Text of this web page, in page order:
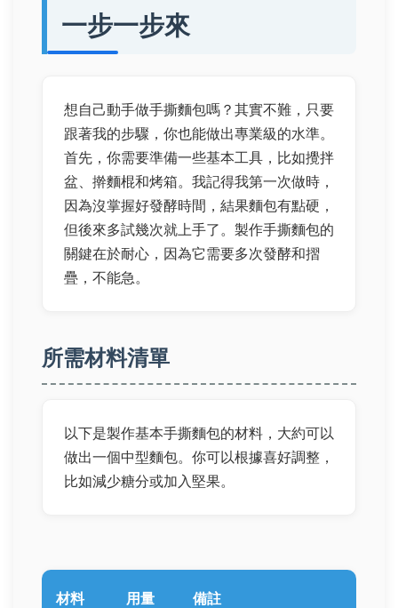
一步一步來
想自己動手做手撕麵包嗎？其實不難，只要
跟著我的步驟，你也能做出專業級的水準。
首先，你需要準備一些基本工具，比如攪拌
盆、擀麵棍和烤箱。我記得我第一次做時，
因為沒掌握好發酵時間，結果麵包有點硬，
但後來多試幾次就上手了。製作手撕麵包的
關鍵在於耐心，因為它需要多次發酵和摺
疊，不能急。
所需材料清單
以下是製作基本手撕麵包的材料，大約可以
做出一個中型麵包。你可以根據喜好調整，
比如減少糖分或加入堅果。
材料 用量 備註